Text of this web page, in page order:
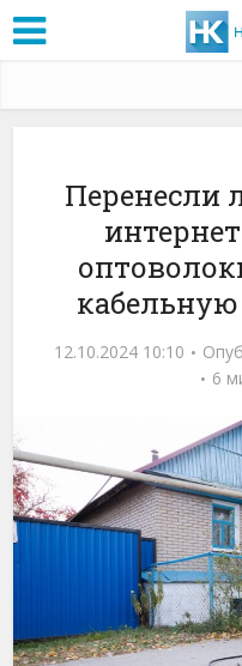
Перенесли
12.10.2024 10:10
6